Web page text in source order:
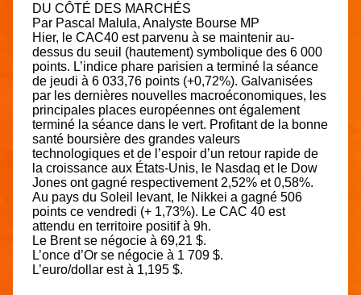
DU CÔTÉ DES MARCHÉS
Par Pascal Malula, Analyste Bourse MP
Hier, le CAC40 est parvenu à se maintenir au-
dessus du seuil (hautement) symbolique des 6 000
points. L’indice phare parisien a terminé la séance
de jeudi à 6 033,76 points (+0,72%). Galvanisées
par les dernières nouvelles macroéconomiques, les
principales places européennes ont également
terminé la séance dans le vert. Profitant de la bonne
santé boursière des grandes valeurs
technologiques et de l’espoir d’un retour rapide de
la croissance aux États-Unis, le Nasdaq et le Dow
Jones ont gagné respectivement 2,52% et 0,58%.
Au pays du Soleil levant, le Nikkei a gagné 506
points ce vendredi (+ 1,73%). Le CAC 40 est
attendu en territoire positif à 9h.
Le Brent se négocie à 69,21 $.
L’once d’Or se négocie à 1 709 $.
L’euro/dollar est à 1,195 $.